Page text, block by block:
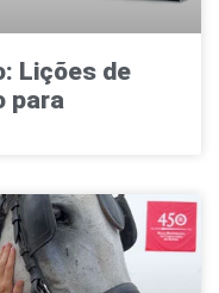
Lições de
para